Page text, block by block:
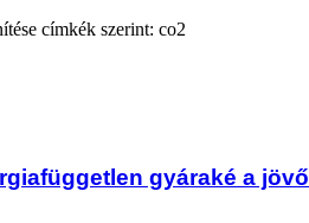
címkék szerint: co2
gyáraké a jövő